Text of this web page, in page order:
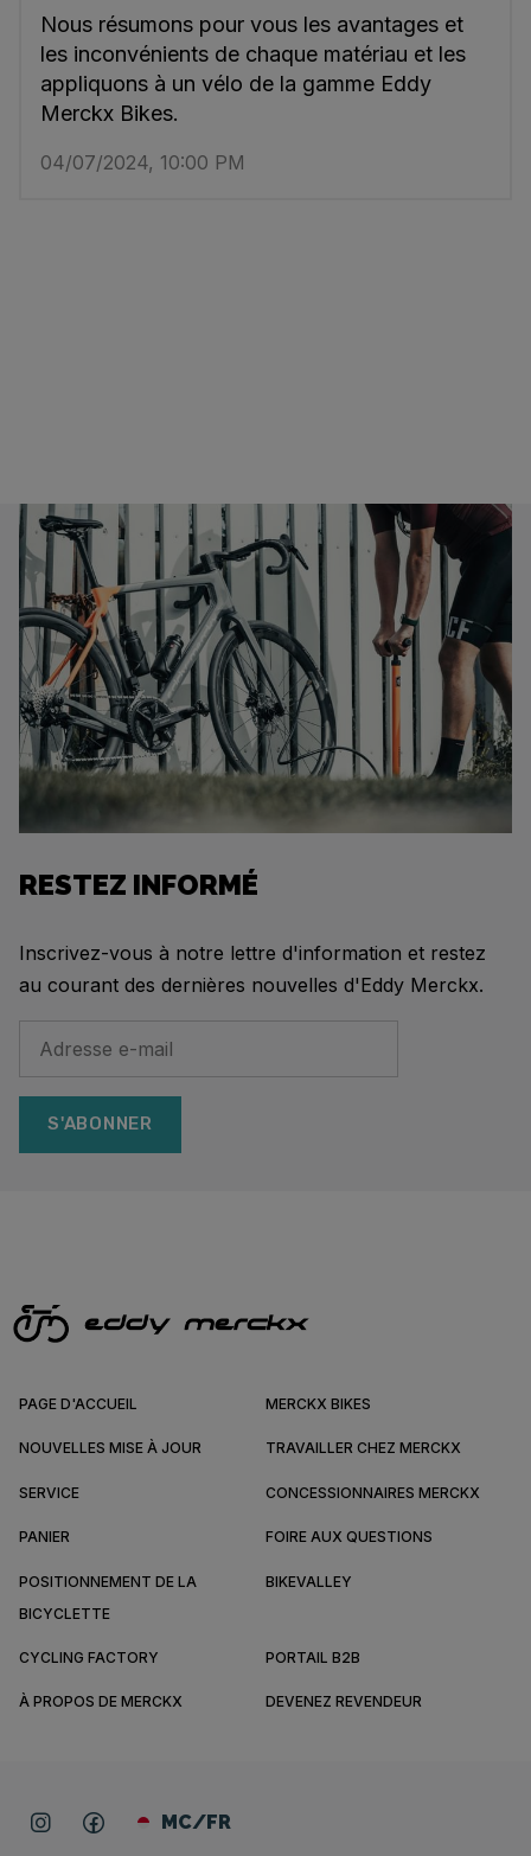
Nous résumons pour vous les avantages et
les inconvénients de chaque matériau et les
appliquons à un vélo de la gamme Eddy
Merckx Bikes.
04/07/2024, 10:00 PM
RESTEZ INFORMÉ
Inscrivez-vous à notre lettre d'information et restez
au courant des dernières nouvelles d'Eddy Merckx.
S'ABONNER
PAGE D'ACCUEIL MERCKX BIKES
NOUVELLES MISE À JOUR TRAVAILLER CHEZ MERCKX
SERVICE CONCESSIONNAIRES MERCKX
PANIER FOIRE AUX QUESTIONS
POSITIONNEMENT DE LA
BICYCLETTE
BIKEVALLEY
CYCLING FACTORY PORTAIL B2B
À PROPOS DE MERCKX DEVENEZ REVENDEUR
MC/FR